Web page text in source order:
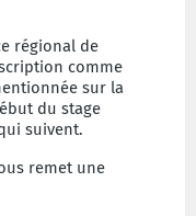
régional de
comme
sur la
du stage
suivent.
remet une